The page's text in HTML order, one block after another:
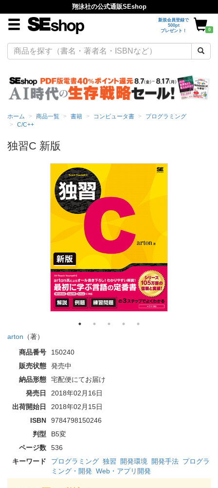
翔泳社の公式通販SEshop
新規会員登録で
500pt
プレゼント！
0
ホーム 商品一覧 書籍 コンピュータ書
プログラミング
C/C++
独習C 新版
arton （著）
商品番号
150240
販売状態
発売中
納品形態
宅配便にてお届け
発売日
2018年02月16日
出荷開始日
2018年02月15日
ISBN
9784798150246
判型
B5変
ページ数
536
キーワード
プログラミング 独習 開発環境 開発手法 プログラ
ミング・開発 Web・アプリ開発